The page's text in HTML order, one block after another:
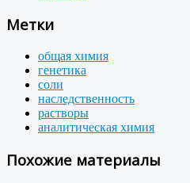
Метки
общая химия
генетика
соли
наследственность
растворы
аналитическая химия
Похожие материалы